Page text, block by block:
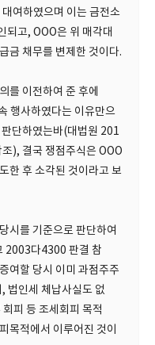
여하였으며 이는 금전소
되고, OOO은 위 매각대
금 채무를 변제한 것이다.
를 이전하여 준 후에
행사하였다는 이유만으
단하였는바(대법원 201
), 결국 쟁점주식은 OOO
한 후 소각된 것이라고 보
시를 기준으로 판단하여
2003다4300 판결 참
여할 당시 이미 과점주주
법인세 체납사실도 없
피 등 조세회피 목적
목적에서 이루어진 것이